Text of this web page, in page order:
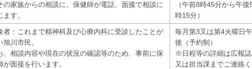
の家族からの相談に、保健師が電話、面接で相談に
ます。
（午前8時45分から午後
時15分）
者：これまで精神科及び心療内科に受診したことが
旭川市民。
、相談内容や現在の状況の確認等のため、事前に保
が面接を行います。
毎月第3又は第4火曜日午
後（予約制）
※日程等の詳細は広報誌
又は担当課までご連絡く